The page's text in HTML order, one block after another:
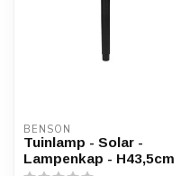
BENSON
Tuinlamp - Solar -
Lampenkap - H43,5cm